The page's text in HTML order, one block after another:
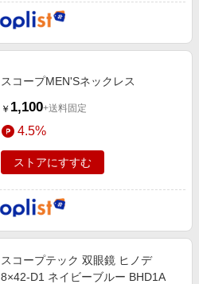
スコープMEN'Sネックレス
￥ 1,100+送料固定
4.5%
ストアにすすむ
スコープテック 双眼鏡 ヒノデ
8×42-D1 ネイビーブルー BHD1A